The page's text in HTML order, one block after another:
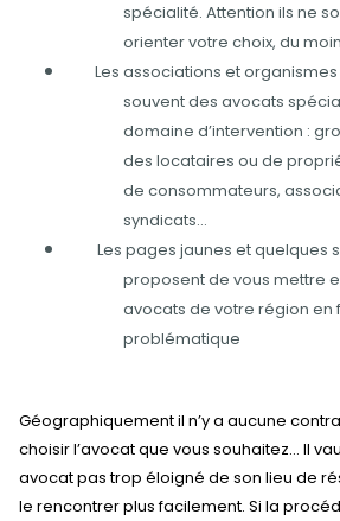
spécialité. Attention ils ne
orienter votre choix, du
Les associations et
souvent des avocats
domaine d’intervention :
des locataires ou de
de consommateurs,
syndicats…
Les pages jaunes et quelques
proposent de vous mettre
avocats de votre région en
problématique
Géographiquement il n’y a aucune
choisir l’avocat que vous souhaitez… Il
avocat pas trop éloigné de son lieu de
le rencontrer plus facilement. Si la